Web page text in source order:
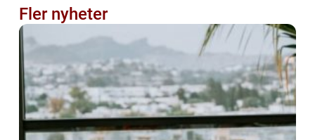
Fler nyheter